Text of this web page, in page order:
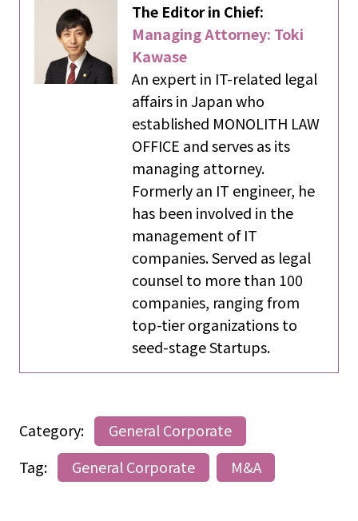
The Editor in Chief:
Managing Attorney: Toki
Kawase
An expert in IT-related legal
affairs in Japan who
established MONOLITH LAW
OFFICE and serves as its
managing attorney.
Formerly an IT engineer, he
has been involved in the
management of IT
companies. Served as legal
counsel to more than 100
companies, ranging from
top-tier organizations to
seed-stage Startups.
Category:
General Corporate
Tag:
General Corporate M&A